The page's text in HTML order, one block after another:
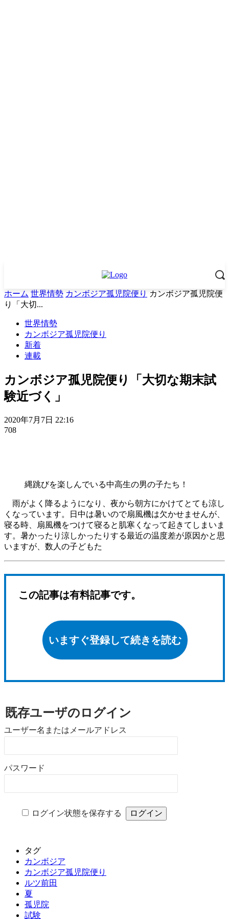
ホーム 世界情勢 カンボジア孤児院便り カンボジア孤児院便
り「大切...
世界情勢
カンボジア孤児院便り
新着
連載
カンボジア孤児院便り「大切な期末試
験近づく」
2020年7月7日 22:16
708
縄跳びを楽しんでいる中高生の男の子たち！
雨がよく降るようになり、夜から朝方にかけてとても涼し
くなっています。日中は暑いので扇風機は欠かせませんが、
寝る時、扇風機をつけて寝ると肌寒くなって起きてしまいま
す。暑かったり涼しかったりする最近の温度差が原因かと思
いますが、数人の子どもた
この記事は有料記事です。
いますぐ登録して続きを読む
既存ユーザのログイン
ユーザー名またはメールアドレス
パスワード
ログイン状態を保存する
タグ
カンボジア
カンボジア孤児院便り
ルツ前田
夏
孤児院
試験